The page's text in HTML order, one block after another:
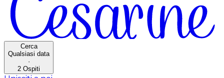
Cerca
Qualsiasi data
·
2 Ospiti